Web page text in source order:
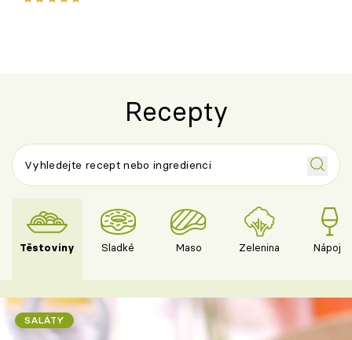
Recepty
Těstoviny Sladké Maso Zelenina Nápoje
SALÁTY